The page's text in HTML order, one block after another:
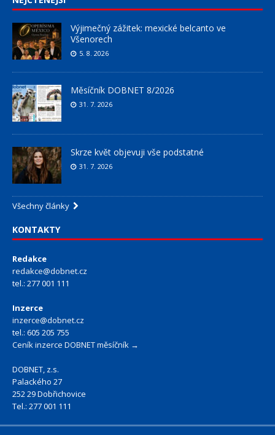
Výjimečný zážitek: mexické belcanto ve
Všenorech
5. 8. 2026
Měsíčník DOBNET 8/2026
31. 7. 2026
Skrze květ objevuji vše podstatné
31. 7. 2026
Všechny články
KONTAKTY
Redakce
redakce@dobnet.cz
tel.: 277 001 111
Inzerce
inzerce@dobnet.cz
tel.: 605 205 755
Ceník inzerce DOBNET měsíčník →
DOBNET, z.s.
Palackého 27
252 29 Dobřichovice
Tel.: 277 001 111